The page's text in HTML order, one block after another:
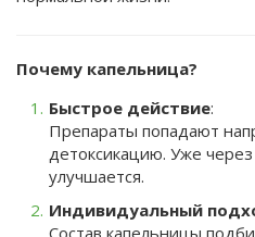
Почему капельница?
Быстрое действие:
Препараты попадают
детоксикацию. Уже
улучшается.
Индивидуальный